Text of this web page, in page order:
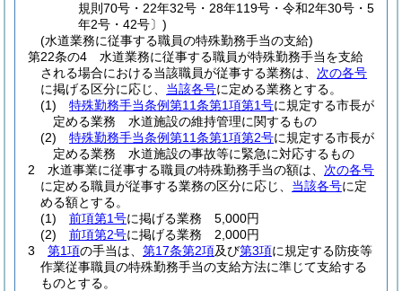
規則70号・22年32号・28年119号・令和2年30号・5
年2号・42号〕)
(水道業務に従事する職員の特殊勤務手当の支給)
第22条の4
水道業務に従事する職員が特殊勤務手当を支給
される場合における当該職員が従事する業務は、 次の各号
に掲げる区分に応じ、 当該各号に定める業務とする。
(1)
特殊勤務手当条例第11条第1項第1号に規定する市長が
定める業務 水道施設の維持管理に関するもの
(2)
特殊勤務手当条例第11条第1項第2号に規定する市長が
定める業務 水道施設の事故等に緊急に対応するもの
2
水道事業に従事する職員の特殊勤務手当の額は、 次の各号
に定める職員が従事する業務の区分に応じ、 当該各号に定
める額とする。
(1)
前項第1号に掲げる業務 5,000円
(2)
前項第2号に掲げる業務 2,000円
3
第1項の手当は、 第17条第2項及び第3項に規定する防疫等
作業従事職員の特殊勤務手当の支給方法に準じて支給する
ものとする。